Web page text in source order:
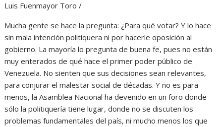
Luis Fuenmayor Toro /
Mucha gente se hace la pregunta: ¿Para qué votar? Y lo hace
sin mala intención politiquera ni por hacerle oposición al
gobierno. La mayoría lo pregunta de buena fe, pues no están
muy enterados de qué hace el primer poder público de
Venezuela. No sienten que sus decisiones sean relevantes,
para conjurar el malestar social de décadas. Y no es para
menos, la Asamblea Nacional ha devenido en un foro donde
sólo la politiquería tiene lugar, donde no se discuten los
problemas fundamentales del país, ni mucho menos los que